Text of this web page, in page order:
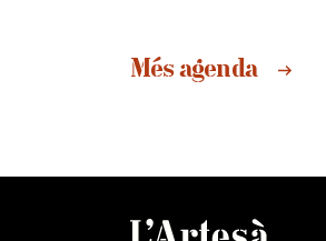
Més agenda